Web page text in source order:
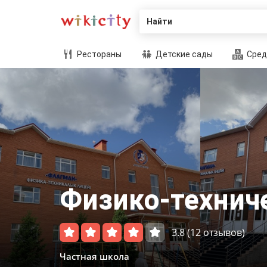
Найти
Рестораны Детские сады
Физико-
3.8(12 отзывов)
Частная школа